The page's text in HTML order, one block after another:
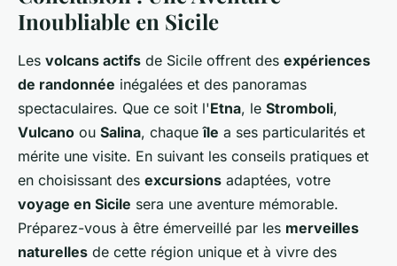
Inoubliable en Sicile
Les volcans actifs de Sicile offrent des expériences
de randonnée inégalées et des panoramas
spectaculaires. Que ce soit l'Etna, le Stromboli,
Vulcano ou Salina, chaqueîle a ses particularités et
mérite une visite. En suivant les conseils pratiques et
en choisissant des excursions adaptées, votre
voyage en Sicile sera une aventure mémorable.
Préparez-vous à être émerveillé par les merveilles
naturelles de cette région unique et à vivre des